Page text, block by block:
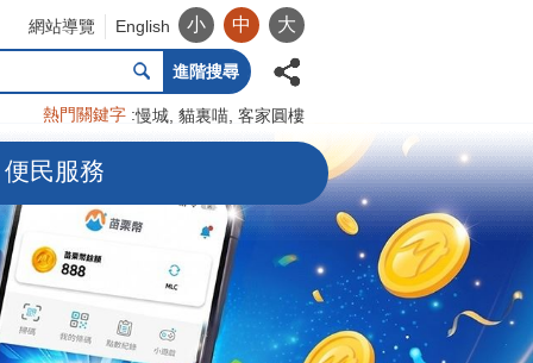
網站導覽 English 小 中 大
進階搜尋
熱門關鍵字 慢城 貓裏喵 客家圓樓
便民服務